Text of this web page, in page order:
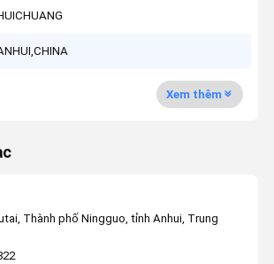
Xem thêm
Thành phố Ningguo, tỉnh Anhui, Trung